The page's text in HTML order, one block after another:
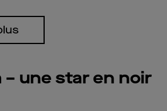
une star en noir